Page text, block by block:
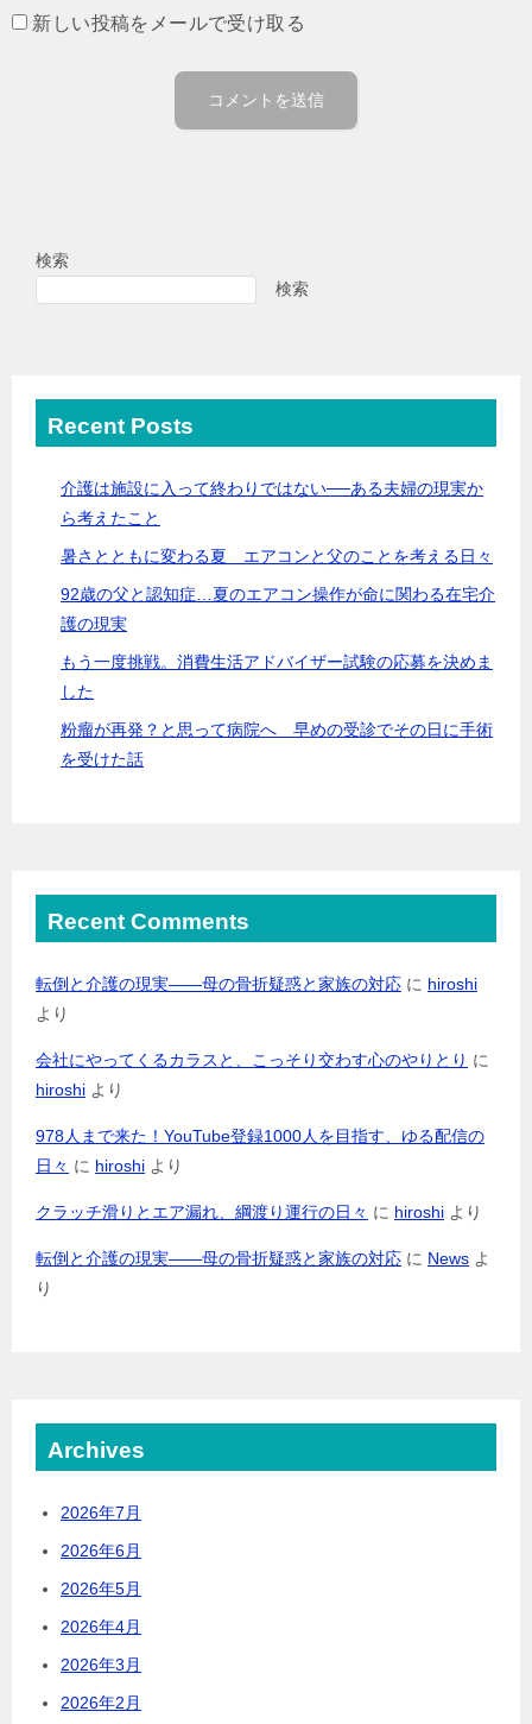
新しい投稿をメールで受け取る
検索
検索
Recent Posts
介護は施設に入って終わりではない──ある夫婦の現実か
ら考えたこと
暑さとともに変わる夏 エアコンと父のことを考える日々
92歳の父と認知症…夏のエアコン操作が命に関わる在宅介
護の現実
もう一度挑戦。消費生活アドバイザー試験の応募を決めま
した
粉瘤が再発？と思って病院へ 早めの受診でその日に手術
を受けた話
Recent Comments
転倒と介護の現実――母の骨折疑惑と家族の対応 に hiroshi
より
会社にやってくるカラスと、こっそり交わす心のやりとり に
hiroshi より
978人まで来た！YouTube登録1000人を目指す、ゆる配信の
日々 に hiroshi より
クラッチ滑りとエア漏れ、綱渡り運行の日々 に hiroshi より
転倒と介護の現実――母の骨折疑惑と家族の対応 に News よ
り
Archives
2026年7月
2026年6月
2026年5月
2026年4月
2026年3月
2026年2月